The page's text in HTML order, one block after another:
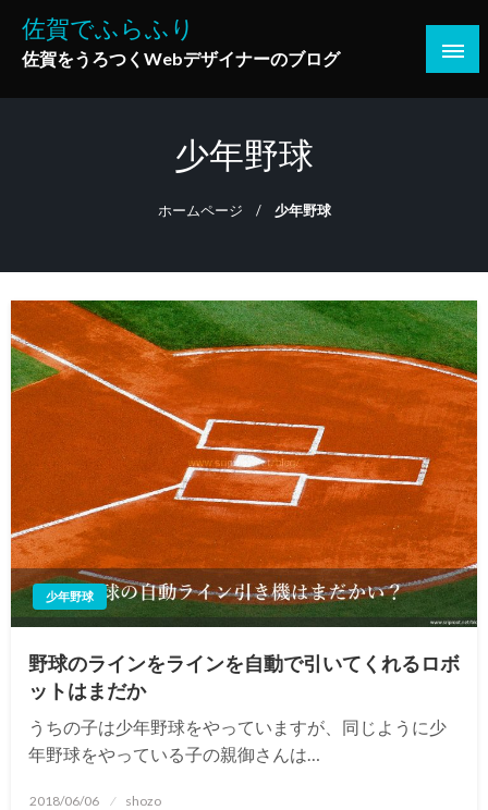
ン
佐賀でふらふり
佐賀をうろつくWebデザイナーのブログ
少年野球
ホームページ 少年野球
少年野球
野球のラインをラインを自動で引いてくれるロボ
ットはまだか
うちの子は少年野球をやっていますが、同じように少
年野球をやっている子の親御さんは…
投
2018/06/06 shozo